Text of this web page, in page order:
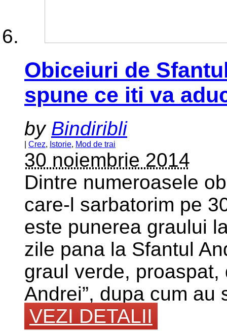
Obiceiuri de
spune ce iti va
by Bindiribli
Crez, Istorie, Mod de trai
30 noiembrie 2014
Dintre numeroasele
care-l sarbatorim pe
este punerea graului
zile pana la Sfantul
graul verde, proaspat,
Andrei”, dupa cum au
VEZI DETALII